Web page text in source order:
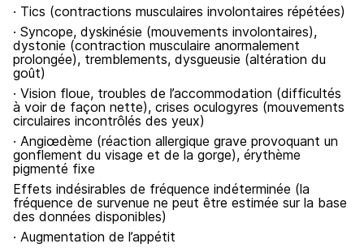
· Tics (contractions musculaires involontaires répétées)
· Syncope, dyskinésie (mouvements involontaires),
dystonie (contraction musculaire anormalement
prolongée), tremblements, dysgueusie (altération du
goût)
· Vision floue, troubles de l’accommodation (difficultés
à voir de façon nette), crises oculogyres (mouvements
circulaires incontrôlés des yeux)
· Angiœdème (réaction allergique grave provoquant un
gonflement du visage et de la gorge), érythème
pigmenté fixe
Effets indésirables de fréquence indéterminée (la
fréquence de survenue ne peut être estimée sur la base
des données disponibles)
· Augmentation de l’appétit